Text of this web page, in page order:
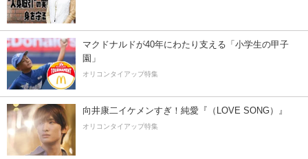
マクドナルドが40年にわたり支える「小学生の甲子
園」
オリコンタイアップ特集
向井康二イケメンすぎ！純愛『（LOVE SONG）』
オリコンタイアップ特集